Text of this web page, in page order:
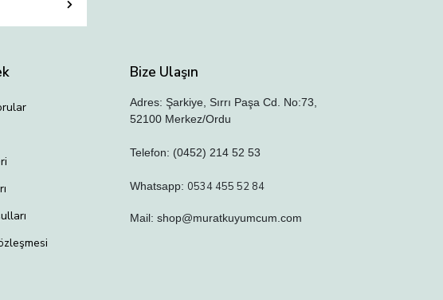
Bize Ulaşın
Adres: Şarkiye, Sırrı Paşa Cd. No:73,
52100 Merkez/Ordu
Telefon: (0452) 214 52 53
Whatsapp: 0534 455 52 84
Mail: shop@muratkuyumcum.com